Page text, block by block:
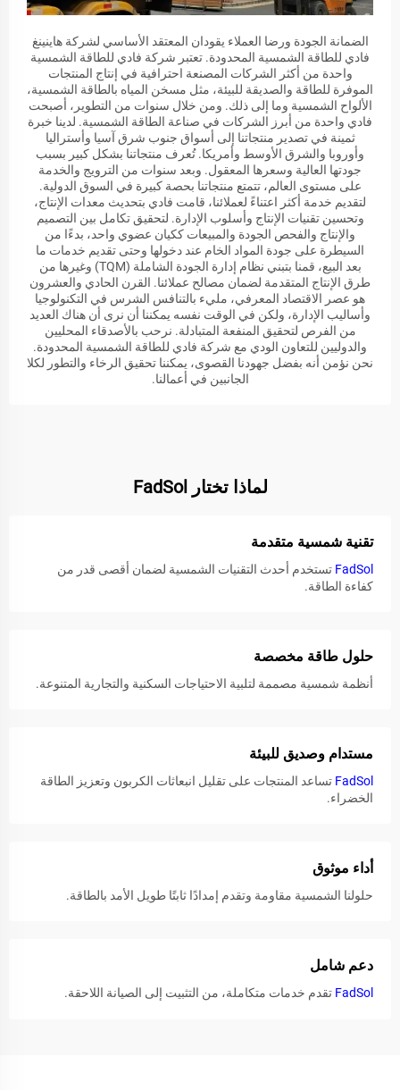
الضمانة الجودة ورضا العملاء يقودان المعتقد الأساسي لشركة هاينينغ
فادي للطاقة الشمسية المحدودة. تعتبر شركة فادي للطاقة الشمسية
واحدة من أكثر الشركات المصنعة احترافية في إنتاج المنتجات
الموفرة للطاقة والصديقة للبيئة، مثل مسخن المياه بالطاقة الشمسية،
الألواح الشمسية وما إلى ذلك. ومن خلال سنوات من التطوير، أصبحت
فادي واحدة من أبرز الشركات في صناعة الطاقة الشمسية. لدينا خبرة
ثمينة في تصدير منتجاتنا إلى أسواق جنوب شرق آسيا وأستراليا
وأوروبا والشرق الأوسط وأمريكا. تُعرف منتجاتنا بشكل كبير بسبب
جودتها العالية وسعرها المعقول. وبعد سنوات من الترويج والخدمة
على مستوى العالم، تتمتع منتجاتنا بحصة كبيرة في السوق الدولية.
لتقديم خدمة أكثر اعتناءً لعملائنا، قامت فادي بتحديث معدات الإنتاج،
وتحسين تقنيات الإنتاج وأسلوب الإدارة. لتحقيق تكامل بين التصميم
والإنتاج والفحص الجودة والمبيعات ككيان عضوي واحد، بدءًا من
السيطرة على جودة المواد الخام عند دخولها وحتى تقديم خدمات ما
بعد البيع، قمنا بتبني نظام إدارة الجودة الشاملة (TQM) وغيرها من
طرق الإنتاج المتقدمة لضمان مصالح عملائنا. القرن الحادي والعشرون
هو عصر الاقتصاد المعرفي، مليء بالتنافس الشرس في التكنولوجيا
وأساليب الإدارة، ولكن في الوقت نفسه يمكننا أن نرى أن هناك العديد
من الفرص لتحقيق المنفعة المتبادلة. نرحب بالأصدقاء المحليين
والدوليين للتعاون الودي مع شركة فادي للطاقة الشمسية المحدودة.
نحن نؤمن أنه بفضل جهودنا القصوى، يمكننا تحقيق الرخاء والتطور لكلا
الجانبين في أعمالنا.
لماذا تختار FadSol
تقنية شمسية متقدمة
FadSolتستخدم أحدث التقنيات الشمسية لضمان أقصى قدر من
كفاءة الطاقة.
حلول طاقة مخصصة
أنظمة شمسية مصممة لتلبية الاحتياجات السكنية والتجارية المتنوعة.
مستدام وصديق للبيئة
FadSolتساعد المنتجات على تقليل انبعاثات الكربون وتعزيز الطاقة
الخضراء.
أداء موثوق
حلولنا الشمسية مقاومة وتقدم إمدادًا ثابتًا طويل الأمد بالطاقة.
دعم شامل
FadSolتقدم خدمات متكاملة، من التثبيت إلى الصيانة اللاحقة.